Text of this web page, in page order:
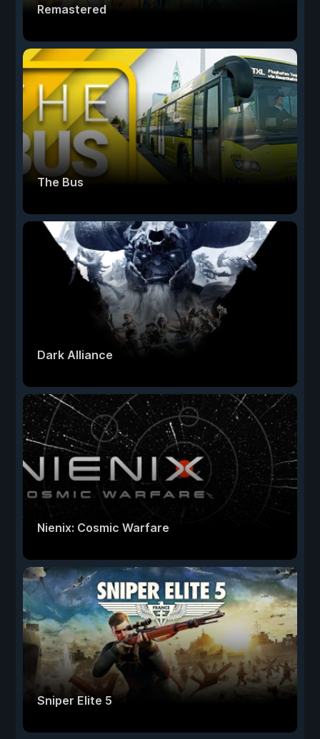
Remastered
The Bus
Dark Alliance
Nienix: Cosmic Warfare
Sniper Elite 5